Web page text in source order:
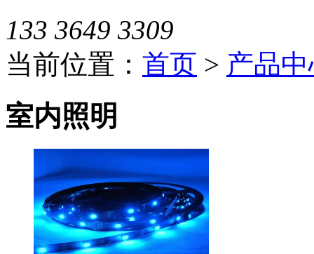
133 3649 3309
当前位置： 首页 > 产品
室内照明